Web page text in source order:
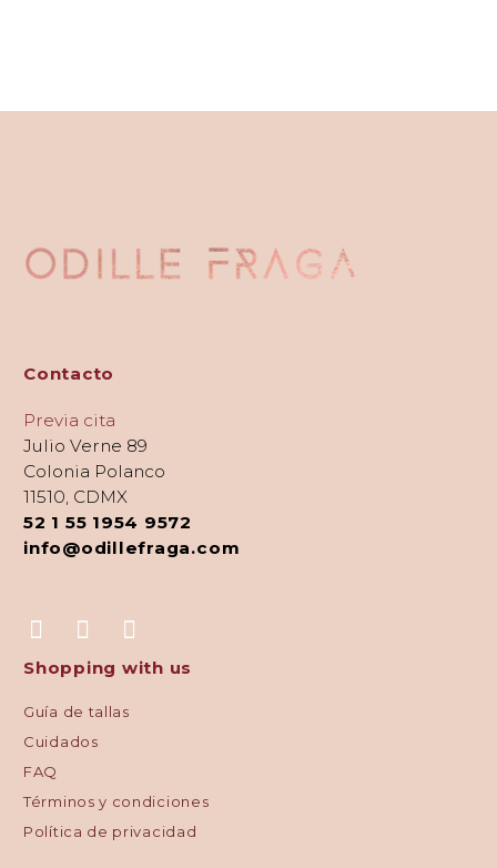
Contacto
Previa cita
Julio Verne 89
Colonia Polanco
11510, CDMX
52 1 55 1954 9572
info@odillefraga.com
Shopping with us
Guía de tallas
Cuidados
FAQ
Términos y condiciones
Política de privacidad